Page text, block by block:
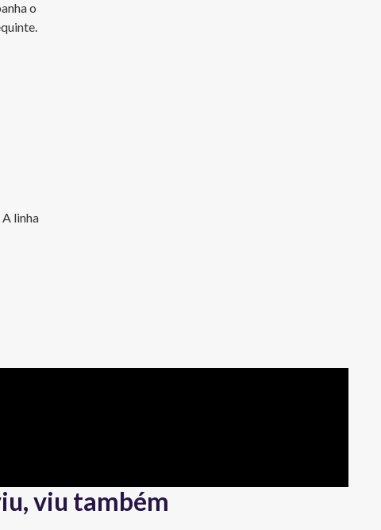
o
linha
viu também